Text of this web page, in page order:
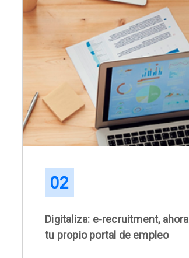
02
Digitaliza: e-recruitment, ahora
tu propio portal de empleo